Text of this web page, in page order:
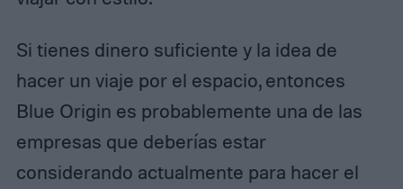
Si tienes dinero suficiente y la idea de
hacer un viaje por el espacio, entonces
Blue Origin es probablemente una de las
empresas que deberías estar
considerando actualmente para hacer el